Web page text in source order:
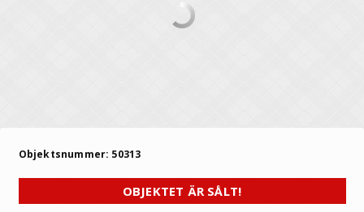
Objektsnummer: 50313
OBJEKTET ÄR SÅLT!